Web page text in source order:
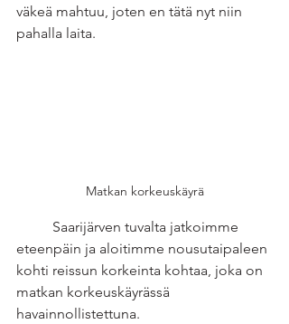
väkeä mahtuu, joten en tätä nyt niin
pahalla laita.
Matkan korkeuskäyrä
eteenpäin ja aloitimme nousutaipaleen
kohti reissun korkeinta kohtaa, joka on
matkan korkeuskäyrässä
havainnollistettuna.